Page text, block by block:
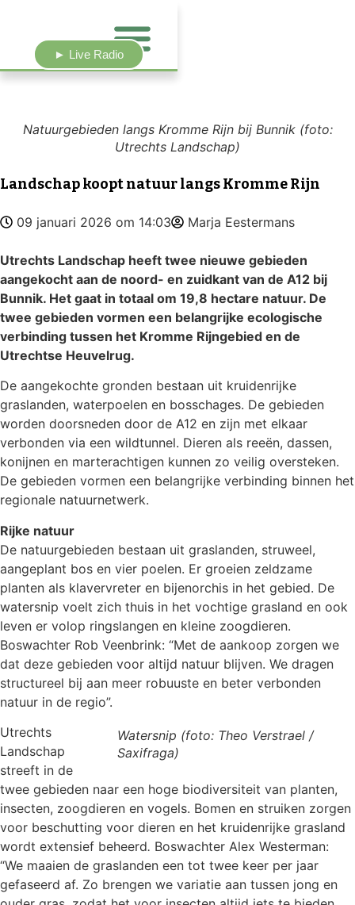
► Live Radio
Natuurgebieden langs Kromme Rijn bij Bunnik (foto:
Utrechts Landschap)
Landschap koopt natuur langs Kromme Rijn
09 januari 2026 om 14:03 Marja Eestermans
Utrechts Landschap heeft twee nieuwe gebieden
aangekocht aan de noord- en zuidkant van de A12 bij
Bunnik. Het gaat in totaal om 19,8 hectare natuur. De
twee gebieden vormen een belangrijke ecologische
verbinding tussen het Kromme Rijngebied en de
Utrechtse Heuvelrug.
De aangekochte gronden bestaan uit kruidenrijke
graslanden, waterpoelen en bosschages. De gebieden
worden doorsneden door de A12 en zijn met elkaar
verbonden via een wildtunnel. Dieren als reeën, dassen,
konijnen en marterachtigen kunnen zo veilig oversteken.
De gebieden vormen een belangrijke verbinding binnen het
regionale natuurnetwerk.
Rijke natuur
De natuurgebieden bestaan uit graslanden, struweel,
aangeplant bos en vier poelen. Er groeien zeldzame
planten als klavervreter en bijenorchis in het gebied. De
watersnip voelt zich thuis in het vochtige grasland en ook
leven er volop ringslangen en kleine zoogdieren.
Boswachter Rob Veenbrink: “Met de aankoop zorgen we
dat deze gebieden voor altijd natuur blijven. We dragen
structureel bij aan meer robuuste en beter verbonden
natuur in de regio”.
Watersnip (foto: Theo Verstrael /
Saxifraga)
Utrechts
Landschap
streeft in de
twee gebieden naar een hoge biodiversiteit van planten,
insecten, zoogdieren en vogels. Bomen en struiken zorgen
voor beschutting voor dieren en het kruidenrijke grasland
wordt extensief beheerd. Boswachter Alex Westerman:
“We maaien de graslanden een tot twee keer per jaar
gefaseerd af. Zo brengen we variatie aan tussen jong en